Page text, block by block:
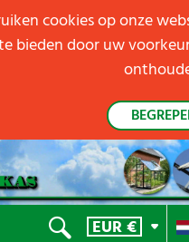
EUR€
cookies op onze
bieden door uw